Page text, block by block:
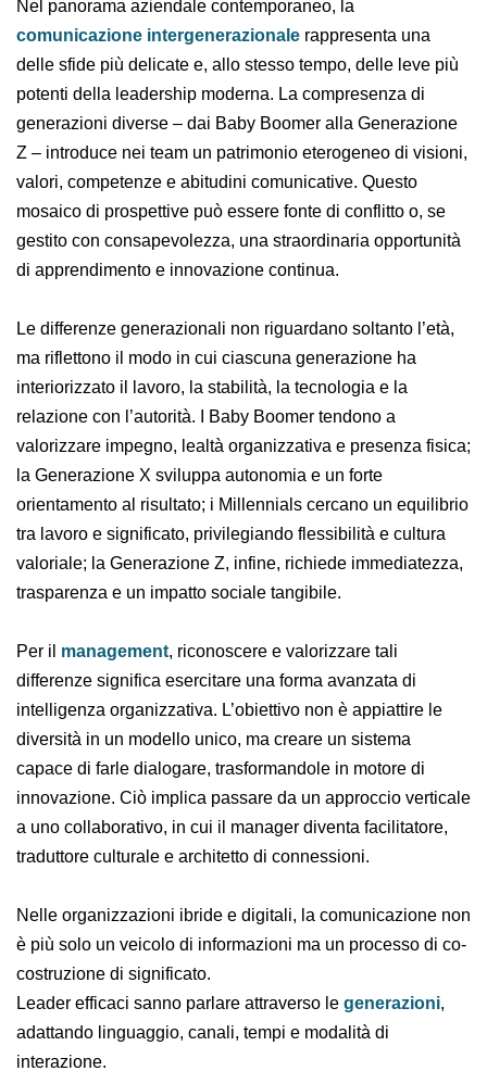
Nel panorama aziendale contemporaneo, la
comunicazione intergenerazionale rappresenta una
delle sfide più delicate e, allo stesso tempo, delle leve più
potenti della leadership moderna. La compresenza di
generazioni diverse – dai Baby Boomer alla Generazione
Z – introduce nei team un patrimonio eterogeneo di visioni,
valori, competenze e abitudini comunicative. Questo
mosaico di prospettive può essere fonte di conflitto o, se
gestito con consapevolezza, una straordinaria opportunità
di apprendimento e innovazione continua.
Le differenze generazionali non riguardano soltanto l’età,
ma riflettono il modo in cui ciascuna generazione ha
interiorizzato il lavoro, la stabilità, la tecnologia e la
relazione con l’autorità. I Baby Boomer tendono a
valorizzare impegno, lealtà organizzativa e presenza fisica;
la Generazione X sviluppa autonomia e un forte
orientamento al risultato; i Millennials cercano un equilibrio
tra lavoro e significato, privilegiando flessibilità e cultura
valoriale; la Generazione Z, infine, richiede immediatezza,
trasparenza e un impatto sociale tangibile.
Per il management, riconoscere e valorizzare tali
differenze significa esercitare una forma avanzata di
intelligenza organizzativa. L’obiettivo non è appiattire le
diversità in un modello unico, ma creare un sistema
capace di farle dialogare, trasformandole in motore di
innovazione. Ciò implica passare da un approccio verticale
a uno collaborativo, in cui il manager diventa facilitatore,
traduttore culturale e architetto di connessioni.
Nelle organizzazioni ibride e digitali, la comunicazione non
è più solo un veicolo di informazioni ma un processo di co-
costruzione di significato.
Leader efficaci sanno parlare attraverso le generazioni,
adattando linguaggio, canali, tempi e modalità di
interazione.